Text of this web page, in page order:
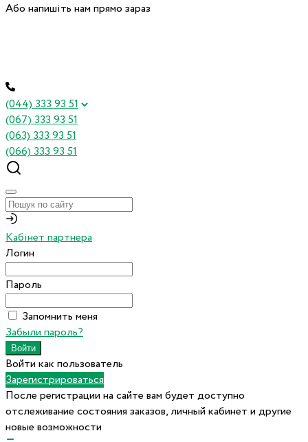
Або напишіть нам прямо зараз
(044) 333 93 51
(067) 333 93 51
(063) 333 93 51
(066) 333 93 51
Кабінет партнера
Логин
Пароль
Запомнить меня
Забыли пароль?
Войти как пользователь
Зарегистрироваться
После регистрации на сайте вам будет доступно
отслеживание состояния заказов, личный кабинет и другие
новые возможности